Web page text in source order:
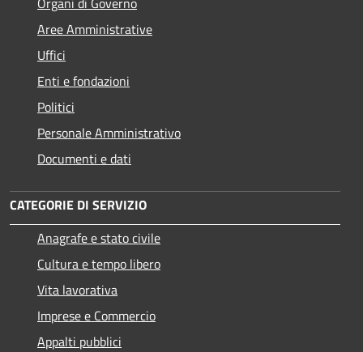
Aree Amministrative
Uffici
Enti e fondazioni
Politici
Personale Amministrativo
Documenti e dati
CATEGORIE DI SERVIZIO
Anagrafe e stato civile
Cultura e tempo libero
Vita lavorativa
Imprese e Commercio
Appalti pubblici